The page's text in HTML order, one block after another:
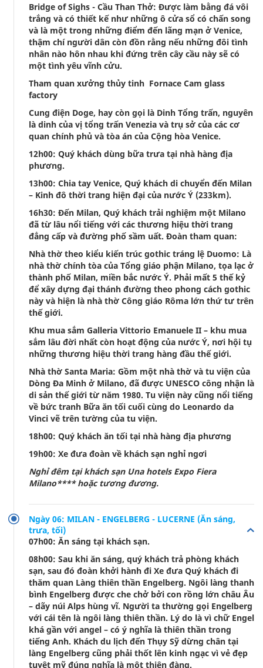
Bridge of Sighs - Cầu Than Thở: Được làm bằng đá vôi
trắng và có thiết kế như những ô cửa sổ có chấn song
và là một trong những điểm đến lãng mạn ở Venice,
thậm chí người dân còn đồn rằng nếu những đôi tình
nhân nào hôn nhau khi đứng trên cây cầu này sẽ có
một tình yêu vĩnh cửu.
Tham quan xưởng thủy tinh Fornace Cam glass
factory
Cung điện Doge, hay còn gọi là Dinh Tổng trấn, nguyên
là dinh của vị tổng trấn Venezia và trụ sở của các cơ
quan chính phủ và tòa án của Cộng hòa Venice.
12h00: Quý khách dùng bữa trưa tại nhà hàng địa
phương.
13h00: Chia tay Venice, Quý khách di chuyển đến Milan
– Kinh đô thời trang hiện đại của nước Ý (233km).
16h30: Đến Milan, Quý khách trải nghiệm một Milano
đã từ lâu nổi tiếng với các thương hiệu thời trang
đẳng cấp và đường phố sầm uất. Đoàn tham quan:
Nhà thờ theo kiểu kiến trúc gothic tráng lệ Duomo: Là
nhà thờ chính tòa của Tổng giáo phận Milano, tọa lạc ở
thành phố Milan, miền bắc nước Ý. Phải mất 5 thế kỷ
để xây dựng đại thánh đường theo phong cách gothic
này và hiện là nhà thờ Công giáo Rôma lớn thứ tư trên
thế giới.
Khu mua sắm Galleria Vittorio Emanuele II – khu mua
sắm lâu đời nhất còn hoạt động của nước Ý, nơi hội tụ
những thương hiệu thời trang hàng đầu thế giới.
Nhà thờ Santa Maria: Gồm một nhà thờ và tu viện của
Dòng Đa Minh ở Milano, đã được UNESCO công nhận là
di sản thế giới từ năm 1980. Tu viện này cũng nổi tiếng
về bức tranh Bữa ăn tối cuối cùng do Leonardo da
Vinci vẽ trên tường của tu viện.
18h00: Quý khách ăn tối tại nhà hàng địa phương
19h00: Xe đưa đoàn về khách sạn nghỉ ngơi
Nghỉ đêm tại khách sạn Una hotels Expo Fiera
Milano**** hoặc tương đương.
Ngày 06: MILAN - ENGELBERG - LUCERNE (Ăn sáng,
trưa, tối)
07h00: Ăn sáng tại khách sạn.
08h00: Sau khi ăn sáng, quý khách trả phòng khách
sạn, sau đó đoàn khởi hành đi Xe đưa Quý khách đi
thăm quan Làng thiên thần Engelberg. Ngôi làng thanh
bình Engelberg được che chở bởi con rồng lớn châu Âu
– dãy núi Alps hùng vĩ. Người ta thường gọi Engelberg
với cái tên là ngôi làng thiên thần. Lý do là vì chữ Engel
khá gần với angel – có ý nghĩa là thiên thần trong
tiếng Anh. Khách du lịch đến Thụy Sỹ dừng chân tại
làng Engelberg cũng phải thốt lên kinh ngạc vì vẻ đẹp
tuyệt mỹ đúng nghĩa là một thiên đàng.